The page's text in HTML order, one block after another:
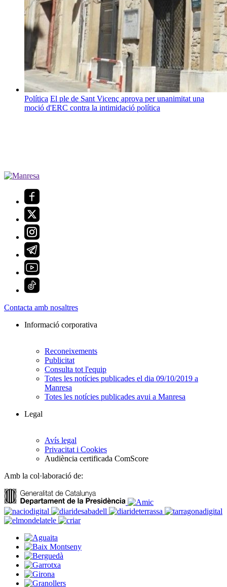
Política El ple de Sant Vicenç aprova per unanimitat una
moció d'ERC contra la intimidació política
Contacta amb nosaltres
Informació corporativa
Reconeixements
Publicitat
Consulta tot l'equip
Totes les notícies publicades el dia 09/10/2019 a
Manresa
Totes les notícies publicades avui a Manresa
Legal
Avís legal
Privacitat i Cookies
Audiència certificada ComScore
Amb la col·laboració de: